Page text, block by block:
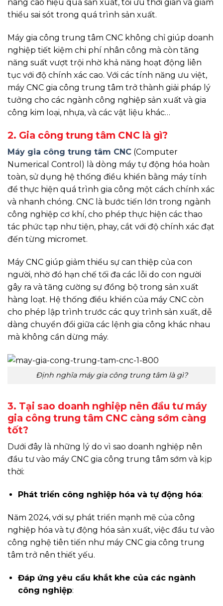
nâng cao hiệu quả sản xuất, tối ưu thời gian và giảm
thiểu sai sót trong quá trình sản xuất.
Máy gia công trung tâm CNC không chỉ giúp doanh
nghiệp tiết kiệm chi phí nhân công mà còn tăng
năng suất vượt trội nhờ khả năng hoạt động liên
tục với độ chính xác cao. Với các tính năng ưu việt,
máy CNC gia công trung tâm trở thành giải pháp lý
tưởng cho các ngành công nghiệp sản xuất và gia
công kim loại, nhựa, và các vật liệu khác…
2. Gia công trung tâm CNC là gì?
Máy gia công trung tâm CNC (Computer
Numerical Control) là dòng máy tự động hóa hoàn
toàn, sử dụng hệ thống điều khiển bằng máy tính
để thực hiện quá trình gia công một cách chính xác
và nhanh chóng. CNC là bước tiến lớn trong ngành
công nghiệp cơ khí, cho phép thực hiện các thao
tác phức tạp như tiện, phay, cắt với độ chính xác đạt
đến từng micromet.
Máy CNC giúp giảm thiểu sự can thiệp của con
người, nhờ đó hạn chế tối đa các lỗi do con người
gây ra và tăng cường sự đồng bộ trong sản xuất
hàng loạt. Hệ thống điều khiển của máy CNC còn
cho phép lập trình trước các quy trình sản xuất, dễ
dàng chuyển đổi giữa các lệnh gia công khác nhau
mà không cần dừng máy.
Định nghĩa máy gia công trung tâm là gì?
3. Tại sao doanh nghiệp nên đầu tư máy
gia công trung tâm CNC càng sớm càng
tốt?
Dưới đây là những lý do vì sao doanh nghiệp nên
đầu tư vào máy CNC gia công trung tâm sớm và kịp
thời:
Phát triển công nghiệp hóa và tự động hóa:
Năm 2024, với sự phát triển mạnh mẽ của công
nghiệp hóa và tự động hóa sản xuất, việc đầu tư vào
công nghệ tiên tiến như máy CNC gia công trung
tâm trở nên thiết yếu.
Đáp ứng yêu cầu khắt khe của các ngành
công nghiệp: